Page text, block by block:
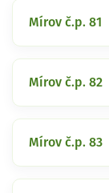
Mírov č.p. 81
Mírov č.p. 82
Mírov č.p. 83